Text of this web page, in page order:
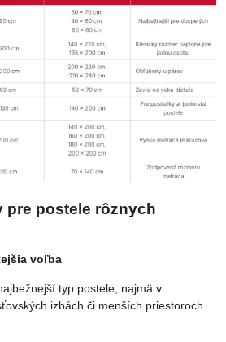
pre postele rôznych
voľba
typ postele, najmä v
izbách či menších priestoroch.